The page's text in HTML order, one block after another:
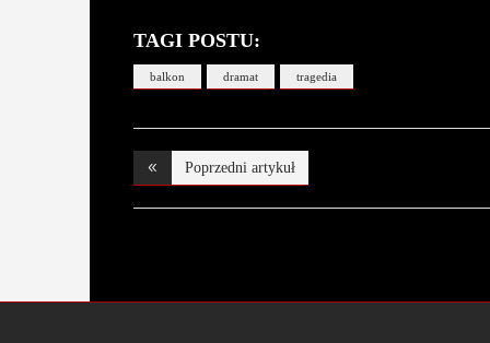
TAGI POSTU:
balkon dramat tragedia
Poprzedni artykuł